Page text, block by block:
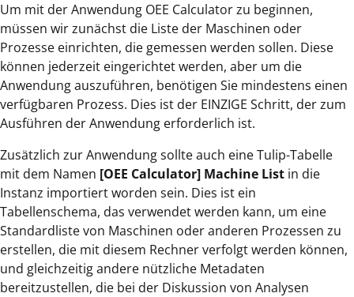
Um mit der Anwendung OEE Calculator zu beginnen,
müssen wir zunächst die Liste der Maschinen oder
Prozesse einrichten, die gemessen werden sollen. Diese
können jederzeit eingerichtet werden, aber um die
Anwendung auszuführen, benötigen Sie mindestens einen
verfügbaren Prozess. Dies ist der EINZIGE Schritt, der zum
Ausführen der Anwendung erforderlich ist.
Zusätzlich zur Anwendung sollte auch eine Tulip-Tabelle
mit dem Namen [OEE Calculator] Machine List in die
Instanz importiert worden sein. Dies ist ein
Tabellenschema, das verwendet werden kann, um eine
Standardliste von Maschinen oder anderen Prozessen zu
erstellen, die mit diesem Rechner verfolgt werden können,
und gleichzeitig andere nützliche Metadaten
bereitzustellen, die bei der Diskussion von Analysen